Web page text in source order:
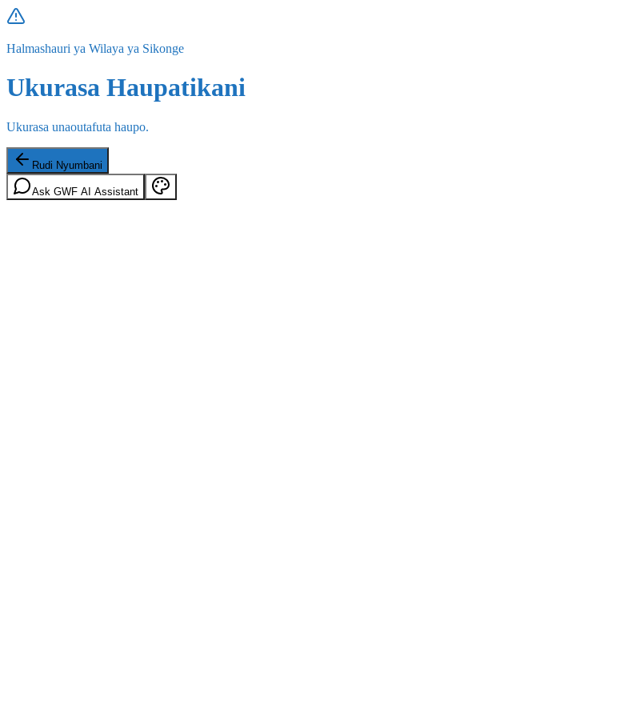
Halmashauri ya Wilaya ya Sikonge
Ukurasa Haupatikani
Ukurasa unaoutafuta haupo.
Rudi Nyumbani
Ask GWF AI Assistant